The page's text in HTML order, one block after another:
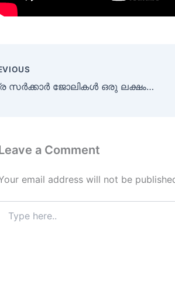
കേന്ദ്ര സർക്കാർ ജോലികൾ ഒരു ലക്ഷം മാസ ശമ്പളം
a Comment
email address will not be
here..